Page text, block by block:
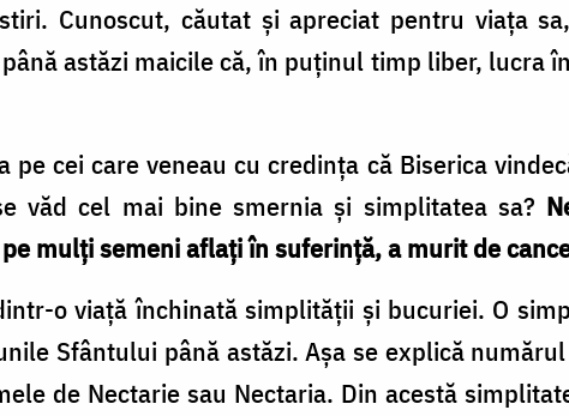
Cunoscut, căutat și apreciat pentru viața
astăzi maicile că, în puținul timp liber, lucra
pe cei care veneau cu credința că Biserica
văd cel mai bine smernia și simplitatea sa?
mulți semeni aflați în suferință, a murit de
o viață închinată simplității și bucuriei. O
Sfântului până astăzi. Așa se explică
de Nectarie sau Nectaria. Din acestă